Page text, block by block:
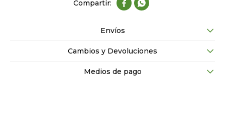
 
Envíos
Cambios y Devoluciones
Medios de pago